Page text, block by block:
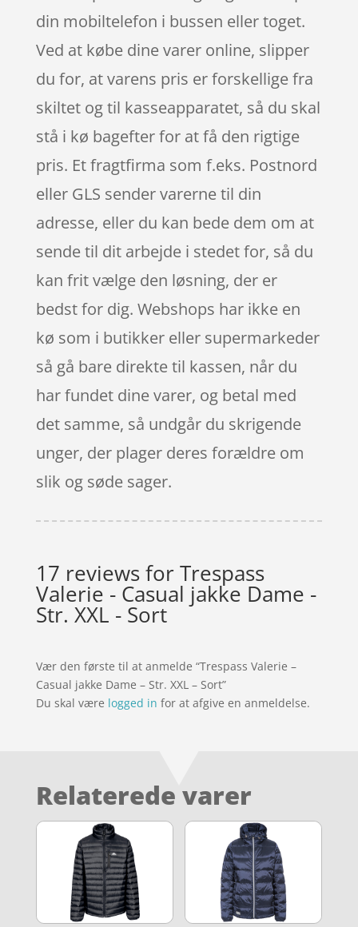
din mobiltelefon i bussen eller toget.
Ved at købe dine varer online, slipper
du for, at varens pris er forskellige fra
skiltet og til kasseapparatet, så du skal
stå i kø bagefter for at få den rigtige
pris. Et fragtfirma som f.eks. Postnord
eller GLS sender varerne til din
adresse, eller du kan bede dem om at
sende til dit arbejde i stedet for, så du
kan frit vælge den løsning, der er
bedst for dig. Webshops har ikke en
kø som i butikker eller supermarkeder
så gå bare direkte til kassen, når du
har fundet dine varer, og betal med
det samme, så undgår du skrigende
unger, der plager deres forældre om
slik og søde sager.
17 reviews forTrespass
Valerie - Casual jakke Dame -
Str. XXL - Sort
Vær den første til at anmelde “Trespass Valerie –
Casual jakke Dame – Str. XXL – Sort”
Du skal være logged in for at afgive en anmeldelse.
Relaterede varer